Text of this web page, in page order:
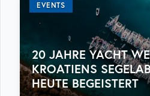
EVENTS
20 JAHRE YACHT
KROATIENS
HEUTE BEGEISTERT